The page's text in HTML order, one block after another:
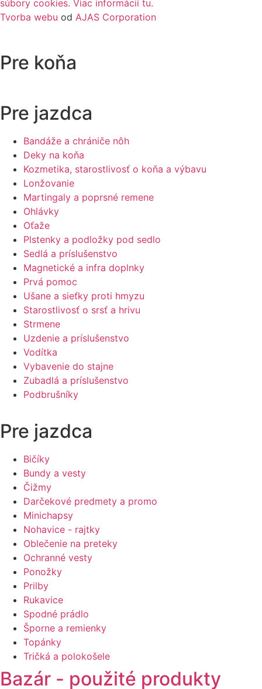
súbory cookies. Viac informácií tu.
Tvorba webu od AJAS Corporation
Pre koňa
Pre jazdca
Bandáže a chrániče nôh
Deky na koňa
Kozmetika, starostlivosť o koňa a výbavu
Lonžovanie
Martingaly a poprsné remene
Ohlávky
Oťaže
Plstenky a podložky pod sedlo
Sedlá a príslušenstvo
Magnetické a infra doplnky
Prvá pomoc
Ušane a sieťky proti hmyzu
Starostlivosť o srsť a hrivu
Strmene
Uzdenie a príslušenstvo
Vodítka
Vybavenie do stajne
Zubadlá a príslušenstvo
Podbrušníky
Pre jazdca
Bičíky
Bundy a vesty
Čižmy
Darčekové predmety a promo
Minichapsy
Nohavice - rajtky
Oblečenie na preteky
Ochranné vesty
Ponožky
Prilby
Rukavice
Spodné prádlo
Šporne a remienky
Topánky
Tričká a polokošele
Bazár - použité produkty